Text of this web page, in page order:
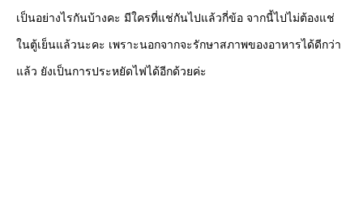
เป็นอย่างไรกันบ้างคะ มีใครที่แช่กันไปแล้วกี่ข้อ จากนี้ไปไม่ต้องแช่
ในตู้เย็นแล้วนะคะ เพราะนอกจากจะรักษาสภาพของอาหารได้ดีกว่า
แล้ว ยังเป็นการประหยัดไฟได้อีกด้วยค่ะ